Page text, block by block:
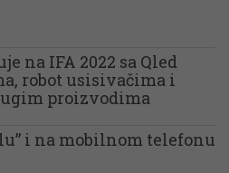
na IFA 2022 sa Qled
robot usisivačima i
proizvodima
i na mobilnom telefonu